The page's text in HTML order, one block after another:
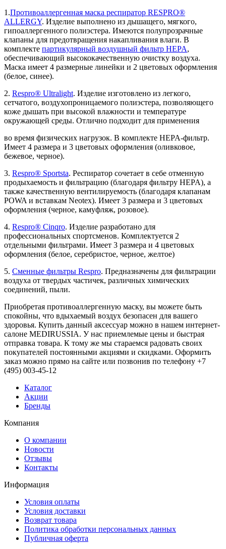
1.Противоаллергенная маска респиратор RESPRO®
ALLERGY. Изделие выполнено из дышащего, мягкого,
гипоаллергенного полиэстера. Имеются полупрозрачные
клапаны для предотвращения накапливания влаги. В
комплекте партикулярный воздушный фильтр HEPA,
обеспечивающий высококачественную очистку воздуха.
Маска имеет 4 размерные линейки и 2 цветовых оформления
(белое, синее).
2. Respro® Ultralight. Изделие изготовлено из легкого,
сетчатого, воздухопроницаемого полиэстера, позволяющего
коже дышать при высокой влажности и температуре
окружающей среды. Отлично подходит для применения
во время физических нагрузок. В комплекте HEPA-фильтр.
Имеет 4 размера и 3 цветовых оформления (оливковое,
бежевое, черное).
3. Respro® Sportsta. Респиратор сочетает в себе отменную
продыхаемость и фильтрацию (благодаря фильтру HEPA), а
также качественную вентилируемость (благодаря клапанам
POWA и вставкам Neotex). Имеет 3 размера и 3 цветовых
оформления (черное, камуфляж, розовое).
4. Respro® Cinqro. Изделие разработано для
профессиональных спортсменов. Комплектуется 2
отдельными фильтрами. Имеет 3 размера и 4 цветовых
оформления (белое, серебристое, черное, желтое)
5. Сменные фильтры Respro. Предназначены для фильтрации
воздуха от твердых частичек, различных химических
соединений, пыли.
Приобретая противоаллергенную маску, вы можете быть
спокойны, что вдыхаемый воздух безопасен для вашего
здоровья. Купить данный аксессуар можно в нашем интернет-
салоне MEDIRUSSIA. У нас приемлемые цены и быстрая
отправка товара. К тому же мы стараемся радовать своих
покупателей постоянными акциями и скидками. Оформить
заказ можно прямо на сайте или позвонив по телефону +7
(495) 003-45-12
Каталог
Акции
Бренды
Компания
О компании
Новости
Отзывы
Контакты
Информация
Условия оплаты
Условия доставки
Возврат товара
Политика обработки персональных данных
Публичная оферта